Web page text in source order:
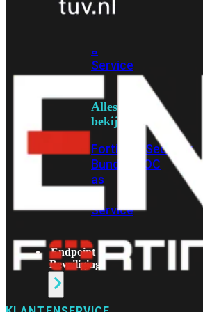
Protection
Protection
a
Service
Alles
bekijken
FortiCare Security
Bundels
SOC
as
Service
Endpoint
Beveiliging